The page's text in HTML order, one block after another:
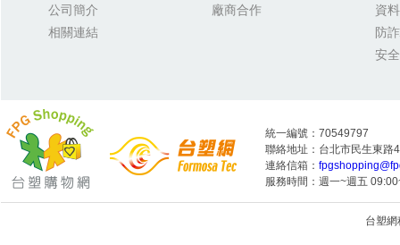
公司簡介
相關連結
廠商合作
資
防
安
統一編號：70549797
聯絡地址：台北市民生東路
連絡信箱：
服務時間：週一~週五
台塑